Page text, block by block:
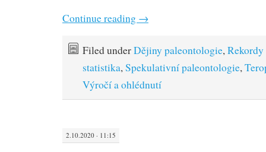
Continue reading →
Filed underDějiny paleontologie,Rekordy
statistika,Spekulativní paleontologie,
Výročí a ohlédnutí
2.10.2020 · 11:15